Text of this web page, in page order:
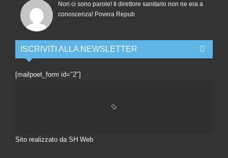
Non ci sono parole! Il direttore sanitario non ne era a
conoscenza! Povera Repub
ISCRIVITI ALLA NEWSLETTER
[mailpoet_form id="2"]
Sito realizzato da SH Web